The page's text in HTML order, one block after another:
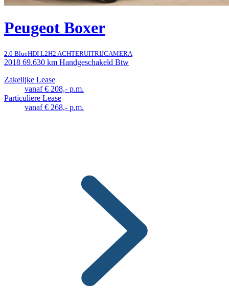
Peugeot Boxer
2.0 BlueHDI L2H2 ACHTERUITRIJCAMERA
2018 69.630 km Handgeschakeld Btw
Zakelijke Lease
vanaf € 208,- p.m.
Particuliere Lease
vanaf € 268,- p.m.